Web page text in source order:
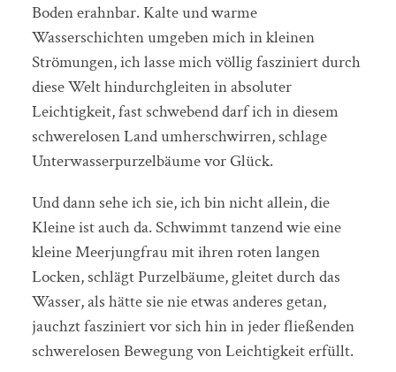
Boden erahnbar. Kalte und warme
Wasserschichten umgeben mich in kleinen
Strömungen, ich lasse mich völlig fasziniert durch
diese Welt hindurchgleiten in absoluter
Leichtigkeit, fast schwebend darf ich in diesem
schwerelosen Land umherschwirren, schlage
Unterwasserpurzelbäume vor Glück.
Und dann sehe ich sie, ich bin nicht allein, die
Kleine ist auch da. Schwimmt tanzend wie eine
kleine Meerjungfrau mit ihren roten langen
Locken, schlägt Purzelbäume, gleitet durch das
Wasser, als hätte sie nie etwas anderes getan,
jauchzt fasziniert vor sich hin in jeder fließenden
schwerelosen Bewegung von Leichtigkeit erfüllt.